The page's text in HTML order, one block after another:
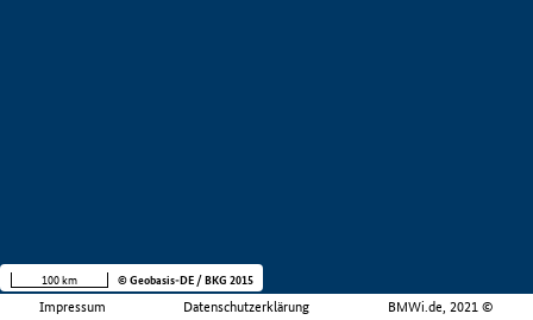
Impressum Datenschutzerklärung BMWi.de, 2021 ©
100 km © Geobasis-DE / BKG 2015